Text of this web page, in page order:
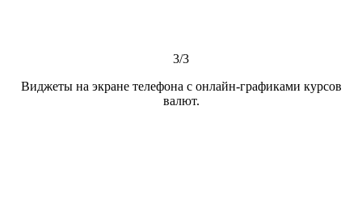
3/3
Виджеты на экране телефона с онлайн-графиками курсов
валют.